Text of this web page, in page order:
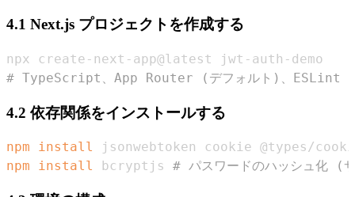
4.1 Next.js プロジェクトを作成する
# TypeScript、App Router (デフォルト)、ESLint (
4.2 依存関係をインストールする
npm install
jsonwebtoken cookie @types/
npm
install bcryptjs # パスワードのハッシュ化 (